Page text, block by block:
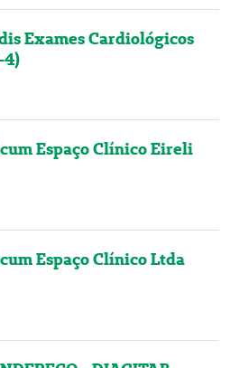
Exames Cardiológicos
4)
Espaço Clínico Eireli
Espaço Clínico Ltda